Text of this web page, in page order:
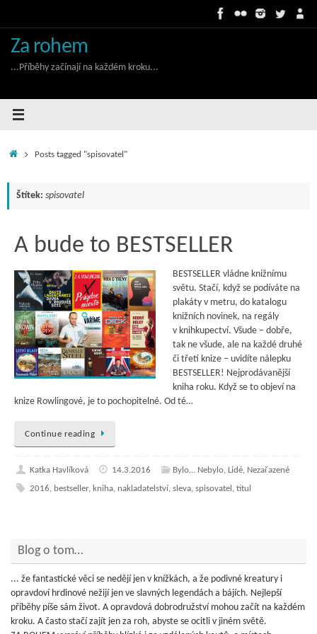
Za rohem
...Příběhy začínají na každém kroku...
HomePosts tagged "spisovatel"
Štítek: spisovatel
A bude to BESTSELLER
BESTSELLER vládne knižnímu
světu. Stačí, když se podíváte na
plakáty v metru, do katalogu
knižních novinek, na regály
v knihkupectví. Všude – dobře,
tak ne všude, ale na každé druhé
či třetí knize – uvidíte nálepku
BESTSELLER! Nejprodávanější
kniha roku. Když se to objeví na
knize Rowlingové, je to pochopitelné. Od té…
Continue reading
Katka Havlíková 14.3.2016 Bylo... Nebylo, Lidé, Nezařazené
2016, bestseller, kniha, nakladatelství, sleva, spisovatel , titul
Blog o tom…
... že fantastické věci se nedějí jen v knížkách, a že podivné kreatury i
opravdoví hrdinové nežijí jen ve slavných legendách a bájích. Nejlepší
příběhy píše sám život. A opravdová dobrodružství mohou začít na každém
kroku. A často stačí zajít jen za roh, abyste se ocitli v jiném světě.